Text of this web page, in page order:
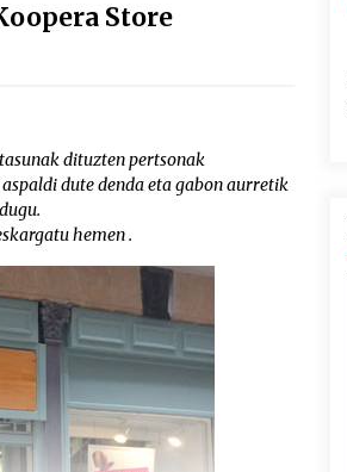
Store
dituzten pertsonak
dute denda eta gabon aurretik
hemen .